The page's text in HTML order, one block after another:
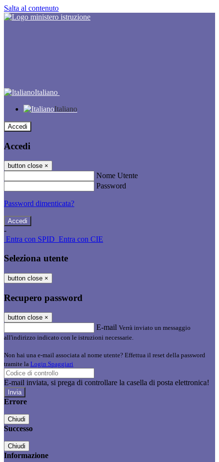
Salta al contenuto
Italiano
Italiano
Accedi
Accedi
button close ×
Nome Utente
Password
Password dimenticata?
-
Entra con SPID Entra con CIE
Seleziona utente
button close ×
Recupero password
button close ×
E-mail Verrà inviato un messaggio
all'indirizzo indicato con le istruzioni necessarie.
Non hai una e-mail associata al nome utente? Effettua il reset della password
tramite la Login Spaggiari
E-mail inviata, si prega di controllare la casella di posta elettronica!
Errore
Chiudi
Successo
Chiudi
Informazione